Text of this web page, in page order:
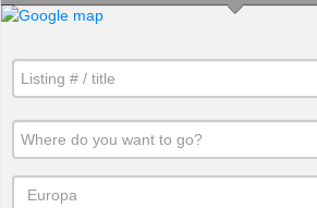
Europa